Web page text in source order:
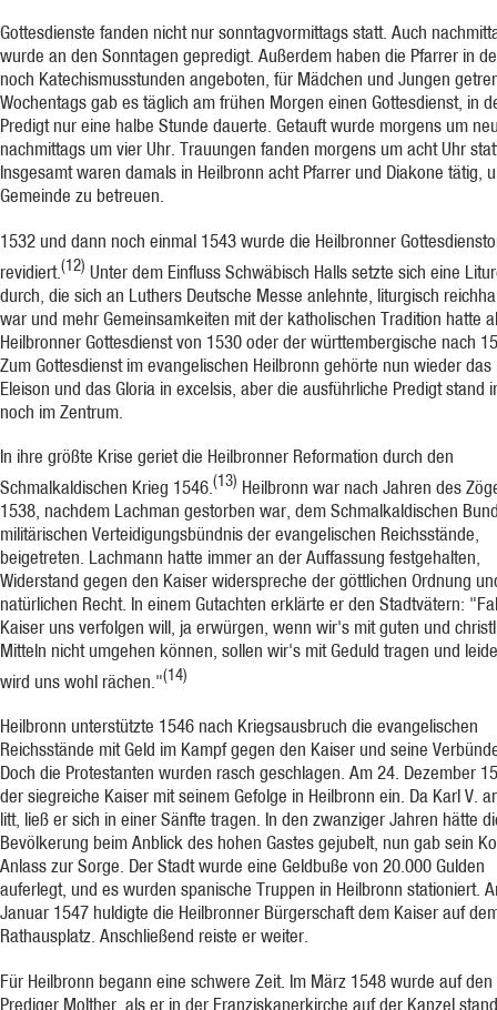
Gottesdienste fanden nicht nur sonntagvormittags statt. Auch
wurde an den Sonntagen gepredigt. Außerdem haben die Pfarrer in
noch Katechismusstunden angeboten, für Mädchen und Jungen
Wochentags gab es täglich am frühen Morgen einen Gottesdienst, in
Predigt nur eine halbe Stunde dauerte. Getauft wurde morgens um
nachmittags um vier Uhr. Trauungen fanden morgens um acht Uhr
Insgesamt waren damals in Heilbronn acht Pfarrer und Diakone tätig,
Gemeinde zu betreuen.
1532 und dann noch einmal 1543 wurde die Heilbronner
revidiert.(12) Unter dem Einfluss Schwäbisch Halls setzte sich eine
durch, die sich an Luthers Deutsche Messe anlehnte, liturgisch
war und mehr Gemeinsamkeiten mit der katholischen Tradition hatte
Heilbronner Gottesdienst von 1530 oder der württembergische nach
Zum Gottesdienst im evangelischen Heilbronn gehörte nun wieder das
Eleison und das Gloria in excelsis, aber die ausführliche Predigt stand
noch im Zentrum.
In ihre größte Krise geriet die Heilbronner Reformation durch den
Schmalkaldischen Krieg 1546. (13) Heilbronn war nach Jahren des
1538, nachdem Lachman gestorben war, dem Schmalkaldischen
militärischen Verteidigungsbündnis der evangelischen Reichsstände,
beigetreten. Lachmann hatte immer an der Auffassung festgehalten,
Widerstand gegen den Kaiser widerspreche der göttlichen Ordnung
natürlichen Recht. In einem Gutachten erklärte er den Stadtvätern:
Kaiser uns verfolgen will, ja erwürgen, wenn wir's mit guten und
Mitteln nicht umgehen können, sollen wir's mit Geduld tragen und
wird uns wohl rächen."(14)
Heilbronn unterstützte 1546 nach Kriegsausbruch die evangelischen
Reichsstände mit Geld im Kampf gegen den Kaiser und seine
Doch die Protestanten wurden rasch geschlagen. Am 24. Dezember
der siegreiche Kaiser mit seinem Gefolge in Heilbronn ein. Da Karl V.
litt, ließ er sich in einer Sänfte tragen. In den zwanziger Jahren hätte
Bevölkerung beim Anblick des hohen Gastes gejubelt, nun gab sein
Anlass zur Sorge. Der Stadt wurde eine Geldbuße von 20.000 Gulden
auferlegt, und es wurden spanische Truppen in Heilbronn stationiert.
Januar 1547 huldigte die Heilbronner Bürgerschaft dem Kaiser auf
Rathausplatz. Anschließend reiste er weiter.
Für Heilbronn begann eine schwere Zeit. Im März 1548 wurde auf den
Prediger Molther, als er in der Franziskanerkirche auf der Kanzel